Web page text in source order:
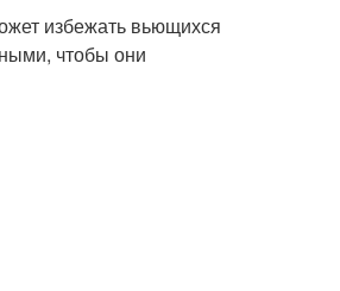
избежать вьющихся
чтобы они